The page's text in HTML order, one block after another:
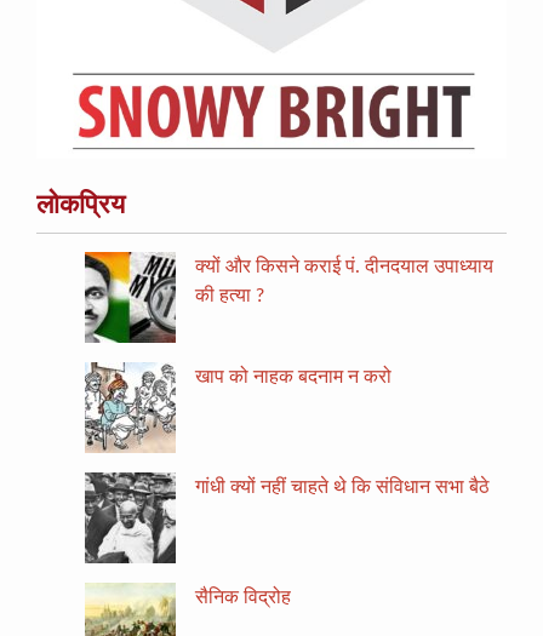
लोकप्रिय
क्यों और किसने कराई पं. दीनदयाल उपाध्याय
की हत्या ?
खाप को नाहक बदनाम न करो
गांधी क्यों नहीं चाहते थे कि संविधान सभा बैठे
सैनिक विद्रोह